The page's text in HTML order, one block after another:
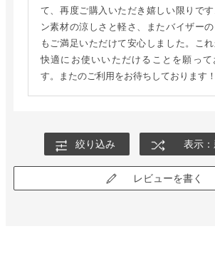
て、再度ご購入いただき嬉しい限りで
ン素材の涼しさと軽さ、またバイザー
もご満足いただけて安心しました。これ
快適にお使いいただけることを願って
す。またのご利用をお待ちしております！
絞り込み 表示
レビューを書く